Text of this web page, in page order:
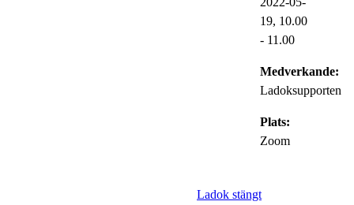
19, 10.00
- 11.00
Medverkande:
Ladoksupporten
Plats:
Zoom
Ladok stängt